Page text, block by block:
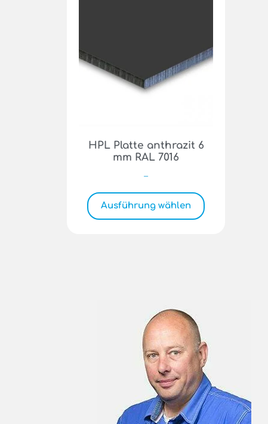
HPL Platte anthrazit 6
mm RAL 7016
–
Ausführung wählen